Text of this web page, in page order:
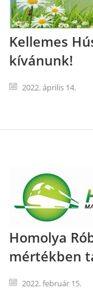
Kellemes
kívánunk!
2022. április 14.
Homolya
mértékben
2022. február 15.